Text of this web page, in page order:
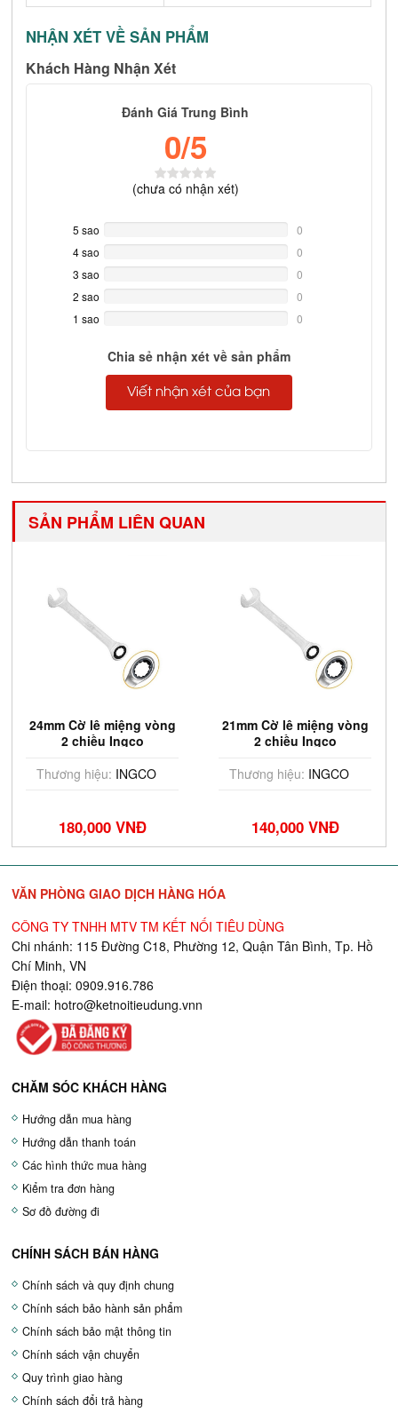
NHẬN XÉT VỀ SẢN PHẨM
Khách Hàng Nhận Xét
Đánh Giá Trung Bình
0/5
(chưa có nhận xét)
5 sao
Complete
0
4 sao
Complete
0
3 sao
Complete
0
2 sao
Complete
0
1 sao
0
Chia sẻ nhận xét về sản phẩm
Viết nhận xét của bạn
SẢN PHẨM LIÊN QUAN
24mm Cờ lê miệng vòng
2 chiều Ingco
Thương hiệu: INGCO
180,000 VNĐ
21mm Cờ lê miệng vòng
2 chiều Ingco
Thương hiệu: INGCO
140,000 VNĐ
VĂN PHÒNG GIAO DỊCH HÀNG HÓA
CÔNG TY TNHH MTV TM KẾT NỐI TIÊU DÙNG
Chi nhánh: 115 Đường C18, Phường 12, Quận Tân Bình, Tp. Hồ
Chí Minh, VN
Điện thoại: 0909.916.786
E-mail: hotro@ketnoitieudung.vnn
CHĂM SÓC KHÁCH HÀNG
Hướng dẫn mua hàng
Hướng dẫn thanh toán
Các hình thức mua hàng
Kiểm tra đơn hàng
Sơ đồ đường đi
CHÍNH SÁCH BÁN HÀNG
Chính sách và quy định chung
Chính sách bảo hành sản phẩm
Chính sách bảo mật thông tin
Chính sách vận chuyển
Quy trình giao hàng
Chính sách đổi trả hàng